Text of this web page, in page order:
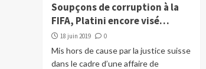
Soupçons de corruption à la
FIFA, Platini encore visé…
18 juin 2019 0
Mis hors de cause par la justice suisse
dans le cadre d’une affaire de